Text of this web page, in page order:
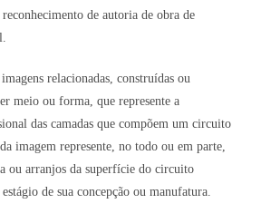
de autoria de obra de
relacionadas, construídas ou
meio ou forma, que represente a
das camadas que compõem um circuito
imagem represente, no todo ou em parte,
ou arranjos da superfície do circuito
de sua concepção ou manufatura.